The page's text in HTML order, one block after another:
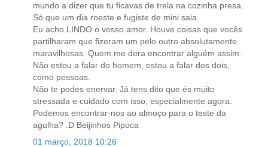
mundo a dizer que tu ficavas de trela na cozinha presa.
Só que um dia roeste e fugiste de mini saia.
Eu acho LINDO o vosso amor. Houve coisas que vocês
partilharam que fizeram um pelo outro absolutamente
maravilhosas. Quem me dera encontrar alguém assim.
Não estou a falar do homem, estou a falar dos dois,
como pessoas.
Não te podes enervar. Já tens dito que és muito
stressada e cuidado com isso, especialmente agora.
Podemos encontrar-nos ao almoço para o teste da
agulha? :D Beijinhos Pipoca
01 março, 2018 10:26